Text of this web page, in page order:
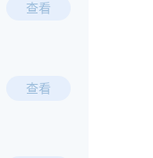
查看
查看